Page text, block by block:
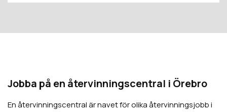
Jobba på en återvinningscentral i Örebro
En återvinningscentral är navet för olika återvinningsjobb i